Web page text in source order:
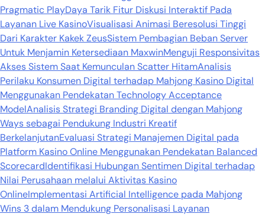
Pragmatic PlayDaya Tarik Fitur Diskusi Interaktif Pada
Layanan Live KasinoVisualisasi Animasi Beresolusi Tinggi
Dari Karakter Kakek ZeusSistem Pembagian Beban Server
Untuk Menjamin Ketersediaan MaxwinMenguji Responsivitas
Akses Sistem Saat Kemunculan Scatter HitamAnalisis
Perilaku Konsumen Digital terhadap Mahjong Kasino Digital
Menggunakan Pendekatan Technology Acceptance
ModelAnalisis Strategi Branding Digital dengan Mahjong
Ways sebagai Pendukung Industri Kreatif
BerkelanjutanEvaluasi Strategi Manajemen Digital pada
Platform Kasino Online Menggunakan Pendekatan Balanced
ScorecardIdentifikasi Hubungan Sentimen Digital terhadap
Nilai Perusahaan melalui Aktivitas Kasino
OnlineImplementasi Artificial Intelligence pada Mahjong
Wins 3 dalam Mendukung Personalisasi Layanan